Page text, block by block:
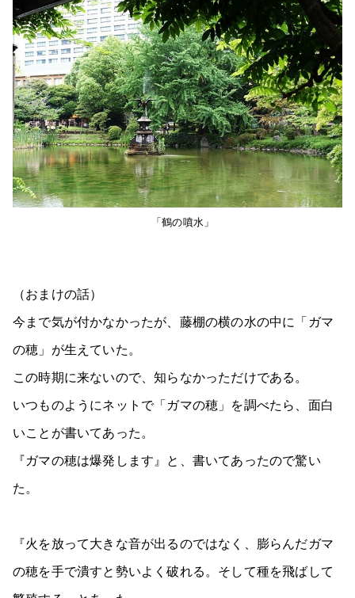
「鶴の噴水」
（おまけの話）
今まで気が付かなかったが、藤棚の横の水の中に「ガマ
の穂」が生えていた。
この時期に来ないので、知らなかっただけである。
いつものようにネットで「ガマの穂」を調べたら、面白
いことが書いてあった。
『ガマの穂は爆発します』と、書いてあったので驚い
た。
『火を放って大きな音が出るのではなく、膨らんだガマ
の穂を手で潰すと勢いよく破れる。そして種を飛ばして